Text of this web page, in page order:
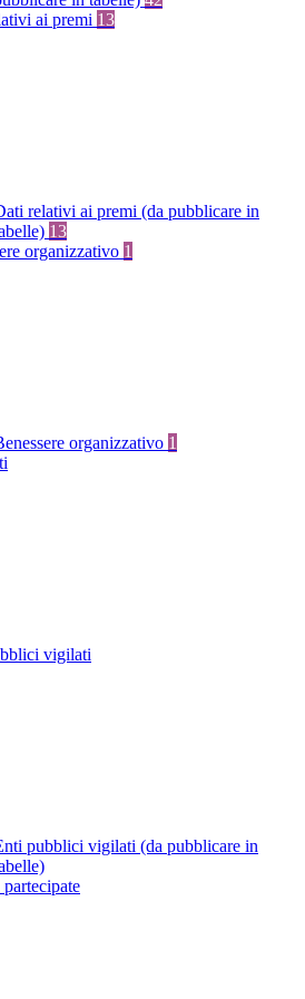
ai premi 13
relativi ai premi (da pubblicare in
13
organizzativo 1
organizzativo 1
vigilati
pubblici vigilati (da pubblicare in
partecipate